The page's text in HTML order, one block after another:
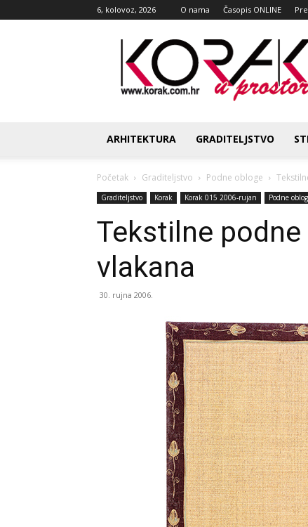
6, kolovoz, 2026 O nama Časopis ONLINE
Korak
u
prostor
ARHITEKTURA GRADITELJSTVO
Početak Graditeljstvo Podne obloge
Graditeljstvo Korak Korak 015 2006-rujan Podne
Tekstilne
vlakana
30. rujna 2006.